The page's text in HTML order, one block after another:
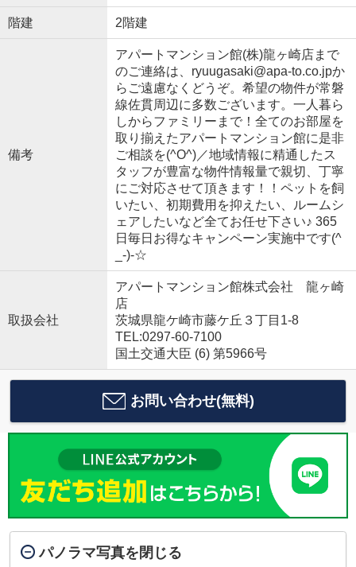
階建 2階建
備考
アパートマンション館(株)龍ヶ崎店まで
のご連絡は、ryuugasaki@apa-to.co.jpか
らご遠慮なくどうぞ。希望の物件が常磐
線佐貫周辺に多数ございます。一人暮ら
しからファミリーまで！全てのお部屋を
取り揃えたアパートマンション館に是非
ご相談を(^O^)／地域情報に精通したス
タッフが豊富な物件情報量で親切、丁寧
にご対応させて頂きます！！ペットを飼
いたい、初期費用を抑えたい、ルームシ
ェアしたいなど全てお任せ下さい♪ 365
日毎日お得なキャンペーン実施中です(^
_-)-☆
取扱会社
アパートマンション館株式会社 龍ヶ崎
店
茨城県龍ケ崎市藤ケ丘３丁目1-8
TEL:0297-60-7100
国土交通大臣 (6) 第5966号
お問い合わせ(無料)
パノラマ写真を閉じる